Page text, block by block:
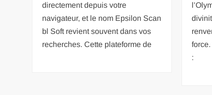
directement depuis votre
navigateur, et le nom Epsilon Scan
bl Soft revient souvent dans vos
recherches. Cette plateforme de
: